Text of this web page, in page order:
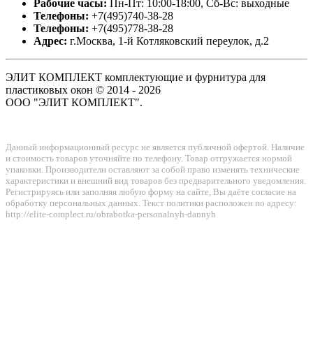
Рабочие часы: Пн-Пт: 10:00-18:00, Сб-Вс: выходные
Телефоны: +7(495)740-38-28
Телефоны: +7(495)778-38-28
Адрес: г.Москва, 1-й Котляковский переулок, д.2
ЭЛИТ КОМПЛЕКТ комплектующие и фурнитура для
пластиковых окон © 2014 - 2026
ООО "ЭЛИТ КОМПЛЕКТ".
Данный информационный ресурс не является публичной офертой. Наличие
и стоимость товаров уточняйте по телефону. Товар отгружается нормой
упаковки. Производители оставляют за собой право изменять технические
характеристики и внешний вид товаров без предварительного уведомления.
Регистрируясь или заполняя любую форму на сайте, Вы даёте согласие на
обработку персональных данных. Текст политики расположен по адресу:
http://elite-complect.ru/obrabotka-personalnyh-dannyh